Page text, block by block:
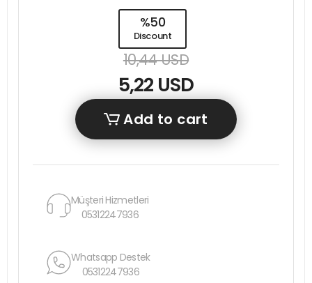
%50
Discount
10,44 USD
5,22 USD
Add to cart
Müşteri Hizmetleri
05312247936
Whatsapp Destek
05312247936